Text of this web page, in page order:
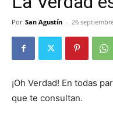
Por San Agustín - 26
¡Oh Verdad! En todas
que te consultan.